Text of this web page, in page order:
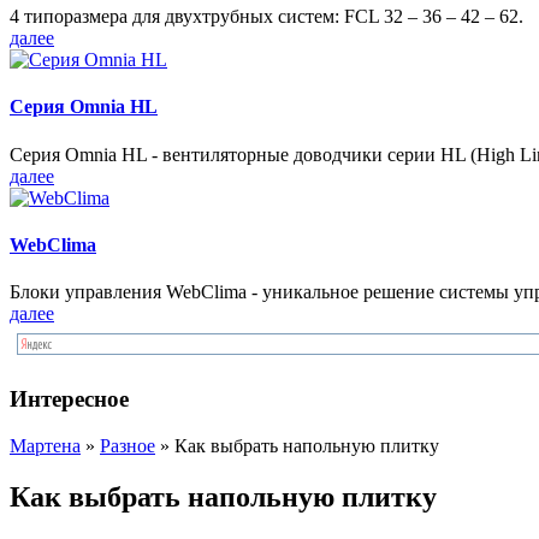
4 типоразмера для двухтрубных систем: FCL 32 – 36 – 42 – 62.
далее
Серия Omnia HL
Серия Omnia HL - вентиляторные доводчики серии HL (High
далее
WebClima
Блоки упрaвлeния WebClima - уникальное решение системы
далее
Интересное
Мартена » Разное » Как выбрать напольную плитку
Как выбрать напольную плитку